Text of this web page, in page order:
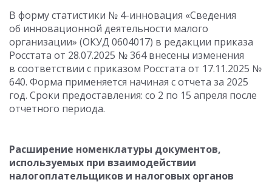
В форму статистики № 4-инновация «Сведения
об инновационной деятельности малого
организации» (ОКУД 0604017) в редакции приказа
Росстата от 28.07.2025 № 364 внесены изменения
в соответствии с приказом Росстата от 17.11.2025 №
640. Форма применяется начиная с отчета за 2025
год. Сроки предоставления: со 2 по 15 апреля после
отчетного периода.
Расширение номенклатуры документов,
используемых при взаимодействии
налогоплательщиков и налоговых органов